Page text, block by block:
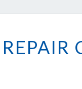
REPAIR